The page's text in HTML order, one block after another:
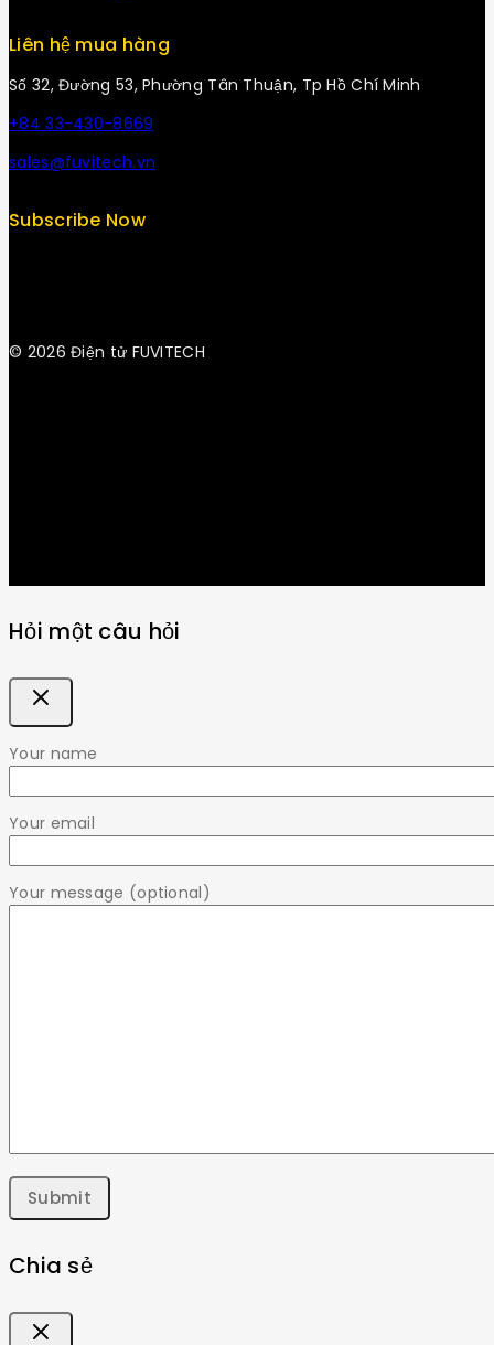
Liên hệ mua hàng
Số 32, Đường 53, Phường Tân Thuận, Tp Hồ Chí Minh
+84 33-430-8669
sales@fuvitech.vn
Subscribe Now
© 2026 Điện tử FUVITECH
Hỏi một câu hỏi
Your name
Your email
Your message (optional)
Chia sẻ